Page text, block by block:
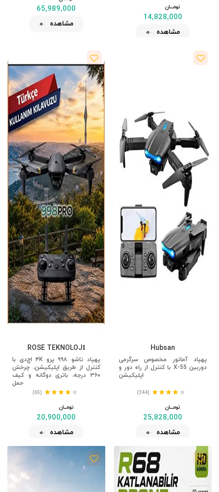
تومــــــان
14,828,000
مشاهده
65,989,000
مشاهده
Hubsan
پهپاد آماتور مخصوص سرگرمی
دوربین X-55 با کنترل از راه دور و
اپلیکیشن
(344)
تومــــــان
25,828,000
مشاهده
ROSE TEKNOLOJİ
پهپاد تاشو ۹۹۸ پرو ۴K اچ‌دی با
کنترل از طریق اپلیکیشن، چرخش
۳۶۰ درجه، باتری دوگانه و کیف
حمل
(65)
تومــــــان
20,900,000
مشاهده